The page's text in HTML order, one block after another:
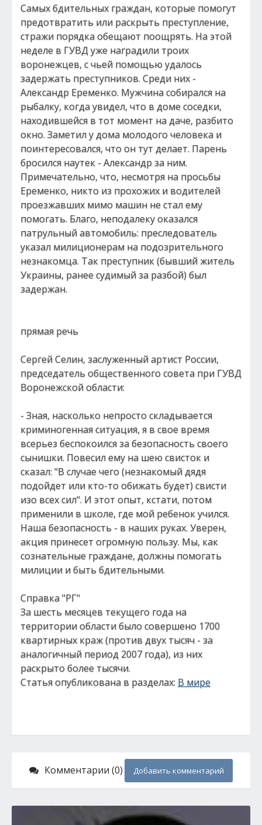
Самых бдительных граждан, которые помогут
предотвратить или раскрыть преступление,
стражи порядка обещают поощрять. На этой
неделе в ГУВД уже наградили троих
воронежцев, с чьей помощью удалось
задержать преступников. Среди них -
Александр Еременко. Мужчина собирался на
рыбалку, когда увидел, что в доме соседки,
находившейся в тот момент на даче, разбито
окно. Заметил у дома молодого человека и
поинтересовался, что он тут делает. Парень
бросился наутек - Александр за ним.
Примечательно, что, несмотря на просьбы
Еременко, никто из прохожих и водителей
проезжавших мимо машин не стал ему
помогать. Благо, неподалеку оказался
патрульный автомобиль: преследователь
указал милиционерам на подозрительного
незнакомца. Так преступник (бывший житель
Украины, ранее судимый за разбой) был
задержан.
прямая речь
Сергей Селин, заслуженный артист России,
председатель общественного совета при ГУВД
Воронежской области:
- Зная, насколько непросто складывается
криминогенная ситуация, я в свое время
всерьез беспокоился за безопасность своего
сынишки. Повесил ему на шею свисток и
сказал: "В случае чего (незнакомый дядя
подойдет или кто-то обижать будет) свисти
изо всех сил". И этот опыт, кстати, потом
применили в школе, где мой ребенок учился.
Наша безопасность - в наших руках. Уверен,
акция принесет огромную пользу. Мы, как
сознательные граждане, должны помогать
милиции и быть бдительными.
Справка "РГ"
За шесть месяцев текущего года на
территории области было совершено 1700
квартирных краж (против двух тысяч - за
аналогичный период 2007 года), из них
раскрыто более тысячи.
Статья опубликована в разделах: В мире
Комментарии (0) Добавить комментарий